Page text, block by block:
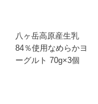
八ヶ岳高原産生乳
84％使用なめらかヨ
ーグルト 70g×3個